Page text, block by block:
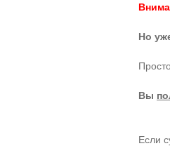
Но
Вы
Если